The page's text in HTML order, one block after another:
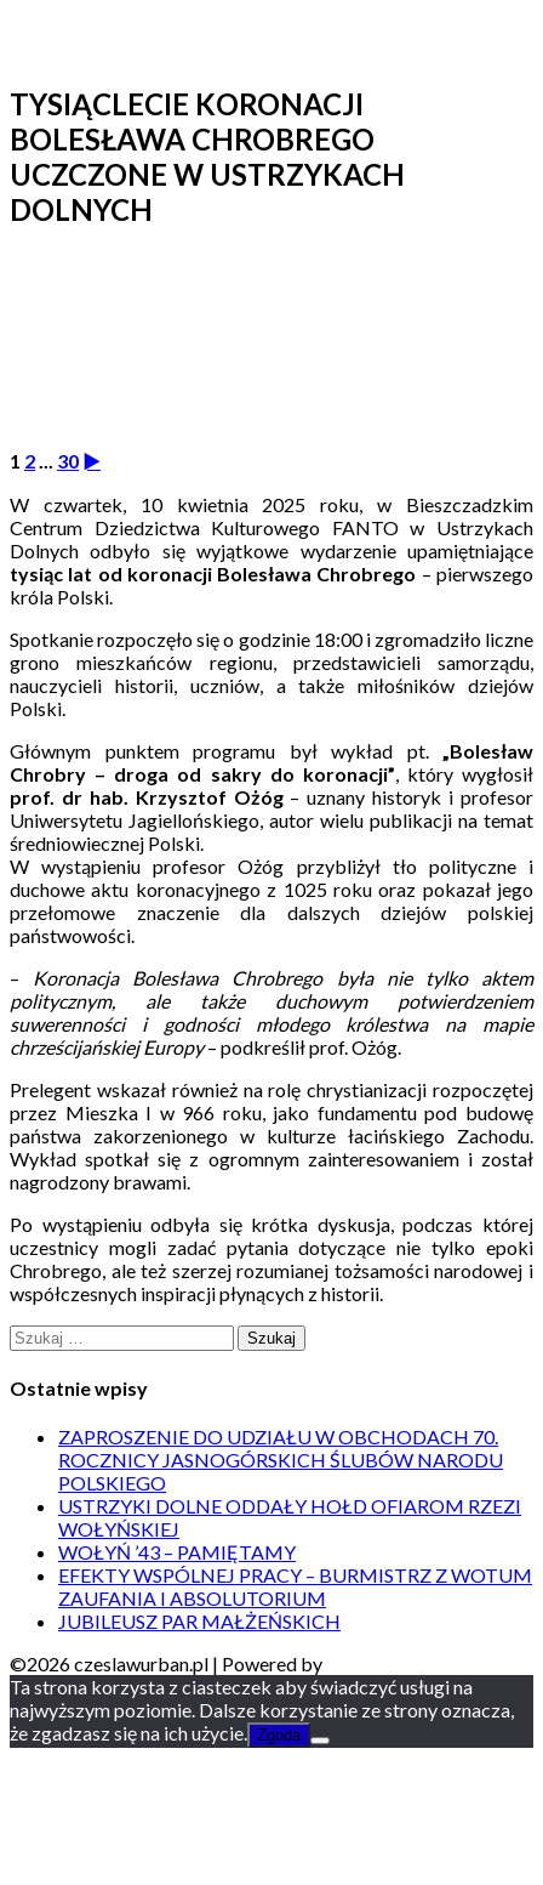
TYSIĄCLECIE KORONACJI
BOLESŁAWA CHROBREGO
UCZCZONE W USTRZYKACH
DOLNYCH
1 2... 30 ►
W czwartek, 10 kwietnia 2025 roku, w Bieszczadzkim
Centrum Dziedzictwa Kulturowego FANTO w Ustrzykach
Dolnych odbyło się wyjątkowe wydarzenie upamiętniające
tysiąc lat od koronacji Bolesława Chrobrego – pierwszego
króla Polski.
Spotkanie rozpoczęło się o godzinie 18:00 i zgromadziło liczne
grono mieszkańców regionu, przedstawicieli samorządu,
nauczycieli historii, uczniów, a także miłośników dziejów
Polski.
Głównym punktem programu był wykład pt. „Bolesław
Chrobry – droga od sakry do koronacji”, który wygłosił
prof. dr hab. Krzysztof Ożóg– uznany historyk i profesor
Uniwersytetu Jagiellońskiego, autor wielu publikacji na temat
średniowiecznej Polski.
W wystąpieniu profesor Ożóg przybliżył tło polityczne i
duchowe aktu koronacyjnego z 1025 roku oraz pokazał jego
przełomowe znaczenie dla dalszych dziejów polskiej
państwowości.
– Koronacja Bolesława Chrobrego była nie tylko aktem
politycznym, ale także duchowym potwierdzeniem
suwerenności i godności młodego królestwa na mapie
chrześcijańskiej Europy– podkreślił prof. Ożóg.
Prelegent wskazał również na rolę chrystianizacji rozpoczętej
przez Mieszka I w 966 roku, jako fundamentu pod budowę
państwa zakorzenionego w kulturze łacińskiego Zachodu.
Wykład spotkał się z ogromnym zainteresowaniem i został
nagrodzony brawami.
Po wystąpieniu odbyła się krótka dyskusja, podczas której
uczestnicy mogli zadać pytania dotyczące nie tylko epoki
Chrobrego, ale też szerzej rozumianej tożsamości narodowej i
współczesnych inspiracji płynących z historii.
Szukaj:
Ostatnie wpisy
ZAPROSZENIE DO UDZIAŁU W OBCHODACH 70.
ROCZNICY JASNOGÓRSKICH ŚLUBÓW NARODU
POLSKIEGO
USTRZYKI DOLNE ODDAŁY HOŁD OFIAROM RZEZI
WOŁYŃSKIEJ
WOŁYŃ ’43 – PAMIĘTAMY
EFEKTY WSPÓLNEJ PRACY – BURMISTRZ Z WOTUM
ZAUFANIA I ABSOLUTORIUM
JUBILEUSZ PAR MAŁŻEŃSKICH
©2026 czeslawurban.pl | Powered by
Ta strona korzysta z ciasteczek aby świadczyć usługi na
najwyższym poziomie. Dalsze korzystanie ze strony oznacza,
że zgadzasz się na ich użycie. Zgoda